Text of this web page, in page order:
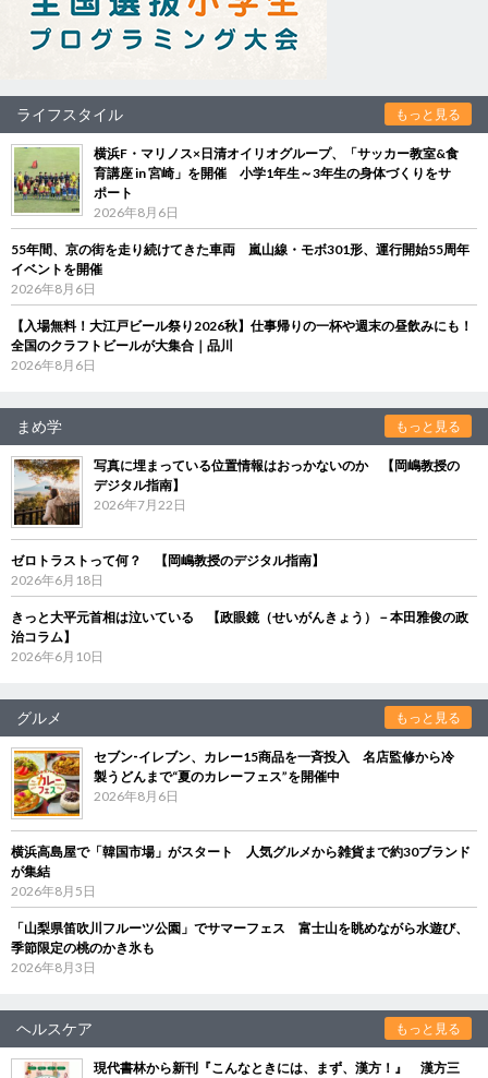
ライフスタイル もっと見る
横浜F・マリノス×日清オイリオグループ、「サッカー教室&食
育講座 in 宮崎」を開催 小学1年生～3年生の身体づくりをサ
ポート
2026年8月6日
55年間、京の街を走り続けてきた車両 嵐山線・モボ301形、運行開始55周年
イベントを開催
2026年8月6日
【入場無料！大江戸ビール祭り2026秋】仕事帰りの一杯や週末の昼飲みにも！
全国のクラフトビールが大集合｜品川
2026年8月6日
まめ学 もっと見る
写真に埋まっている位置情報はおっかないのか 【岡嶋教授の
デジタル指南】
2026年7月22日
ゼロトラストって何？ 【岡嶋教授のデジタル指南】
2026年6月18日
きっと大平元首相は泣いている 【政眼鏡（せいがんきょう）－本田雅俊の政
治コラム】
2026年6月10日
グルメ もっと見る
セブン‐イレブン、カレー15商品を一斉投入 名店監修から冷
製うどんまで“夏のカレーフェス”を開催中
2026年8月6日
横浜高島屋で「韓国市場」がスタート 人気グルメから雑貨まで約30ブランド
が集結
2026年8月5日
「山梨県笛吹川フルーツ公園」でサマーフェス 富士山を眺めながら水遊び、
季節限定の桃のかき氷も
2026年8月3日
ヘルスケア もっと見る
現代書林から新刊『こんなときには、まず、漢方！』 漢方三